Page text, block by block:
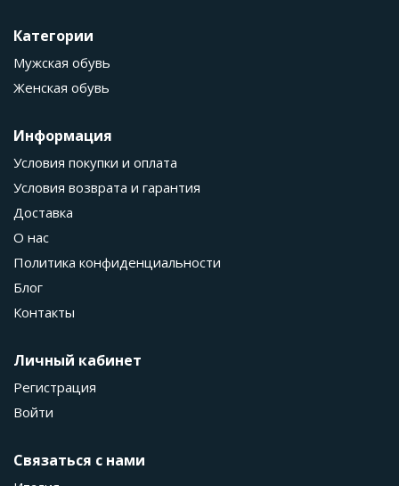
Категории
Мужская обувь
Женская обувь
Информация
Условия покупки и оплата
Условия возврата и гарантия
Доставка
О нас
Политика конфиденциальности
Блог
Контакты
Личный кабинет
Регистрация
Войти
Связаться с нами